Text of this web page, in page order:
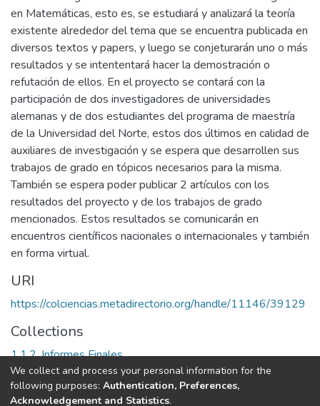
en Matemáticas, esto es, se estudiará y analizará la teoría
existente alrededor del tema que se encuentra publicada en
diversos textos y papers, y luego se conjeturarán uno o más
resultados y se intententará hacer la demostración o
refutación de ellos. En el proyecto se contará con la
participación de dos investigadores de universidades
alemanas y de dos estudiantes del programa de maestría
de la Universidad del Norte, estos dos últimos en calidad de
auxiliares de investigación y se espera que desarrollen sus
trabajos de grado en tópicos necesarios para la misma.
También se espera poder publicar 2 artículos con los
resultados del proyecto y de los trabajos de grado
mencionados. Estos resultados se comunicarán en
encuentros científicos nacionales o internacionales y también
en forma virtual.
URI
https://colciencias.metadirectorio.org/handle/11146/39129
Collections
1.1.2. Informes Finales
Full item page
We collect and process your personal information for the
following purposes: Authentication, Preferences,
Acknowledgement and Statistics.